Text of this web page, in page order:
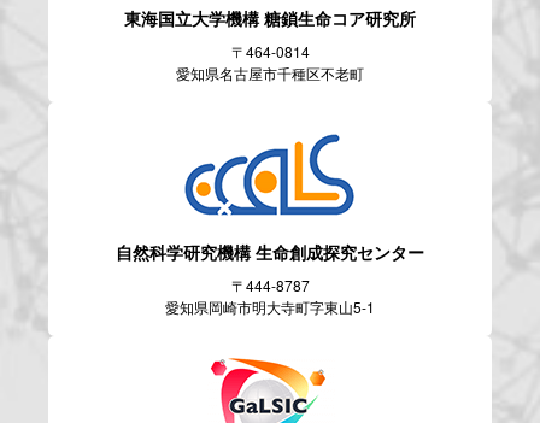
東海国立大学機構糖鎖生命コア研究所
〒464-0814
愛知県名古屋市千種区不老町
自然科学研究機構生命創成探究センター
〒444-8787
愛知県岡崎市明大寺町字東山5-1